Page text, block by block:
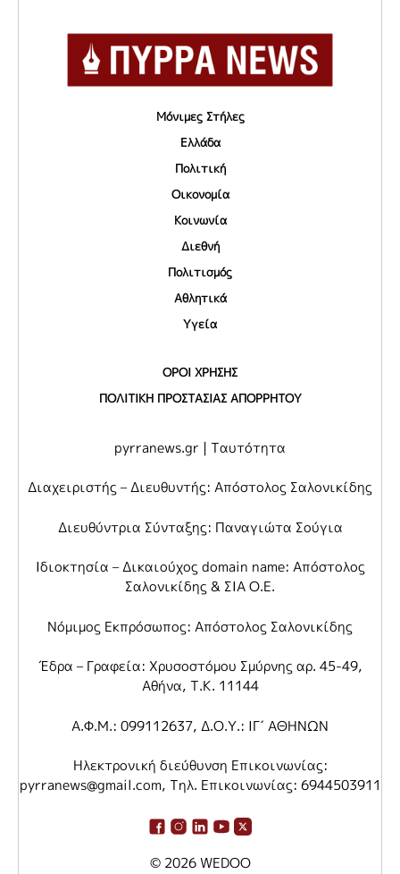
Μόνιμες Στήλες
Ελλάδα
Πολιτική
Οικονομία
Κοινωνία
Διεθνή
Πολιτισμός
Αθλητικά
Υγεία
ΟΡΟΙ ΧΡΗΣΗΣ
ΠΟΛΙΤΙΚΗ ΠΡΟΣΤΑΣΙΑΣ ΑΠΟΡΡΗΤΟΥ
pyrranews.gr | Ταυτότητα
Διαχειριστής – Διευθυντής: Απόστολος Σαλονικίδης
Διευθύντρια Σύνταξης: Παναγιώτα Σούγια
Ιδιοκτησία – Δικαιούχος domain name: Απόστολος
Σαλονικίδης & ΣΙΑ Ο.Ε.
Νόμιμος Εκπρόσωπος: Απόστολος Σαλονικίδης
Έδρα – Γραφεία: Χρυσοστόμου Σμύρνης αρ. 45-49,
Αθήνα, Τ.Κ. 11144
Α.Φ.Μ.: 099112637, Δ.Ο.Υ.: ΙΓ΄ ΑΘΗΝΩΝ
Ηλεκτρονική διεύθυνση Επικοινωνίας:
pyrranews@gmail.com, Τηλ. Επικοινωνίας: 6944503911
© 2026WEDOO